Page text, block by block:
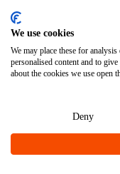
We use cookies
We may place these for
personalised content and to
about the cookies we use open
Deny